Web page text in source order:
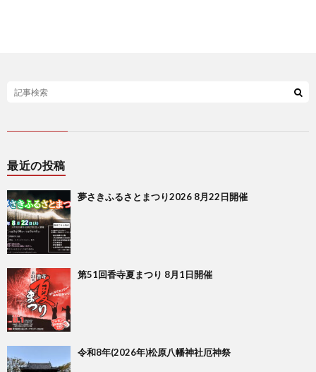
最近の投稿
夢さきふるさとまつり2026 8月22日開催
第51回香寺夏まつり 8月1日開催
令和8年(2026年)松原八幡神社厄神祭